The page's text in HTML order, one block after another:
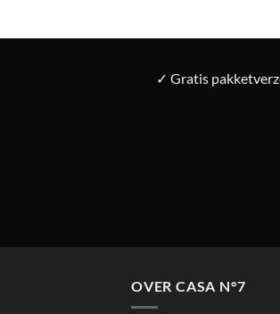
✓ Gratis
OVER CASA N°7